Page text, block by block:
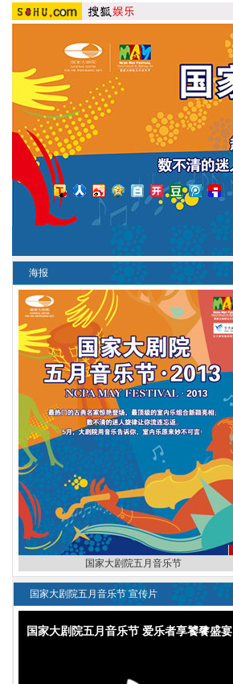
海报
国家大剧院五月音乐节
国家大剧院五月音乐节 宣传片
国家大剧院五月音乐节 爱乐者享饕餮盛宴